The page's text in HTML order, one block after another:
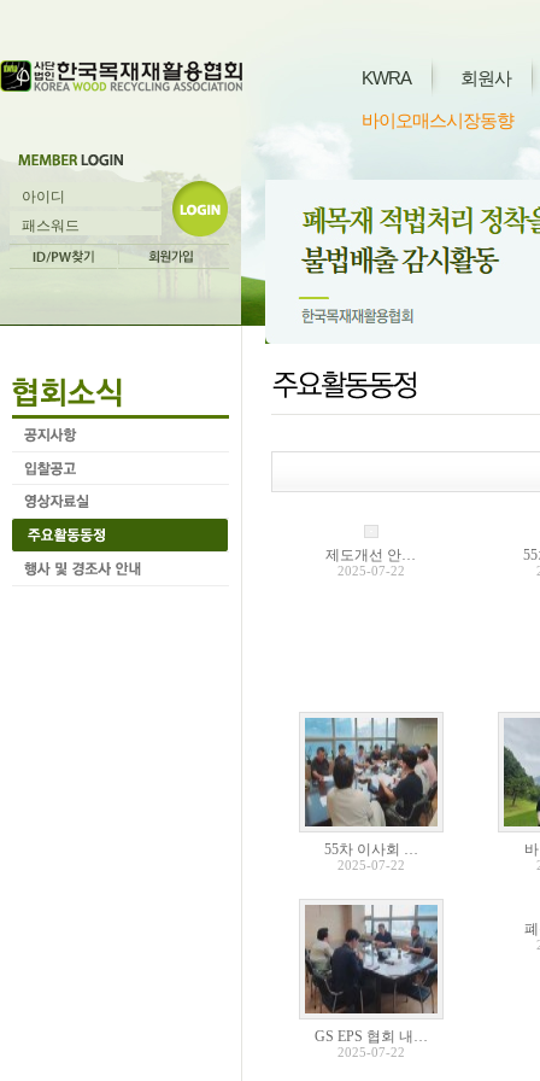
KWRA 회원사
바이오매스시장동향
제도개선 안…
2025-07-22
55차 이사회 …
2025-07-22
GS EPS 협회 내…
2025-07-22